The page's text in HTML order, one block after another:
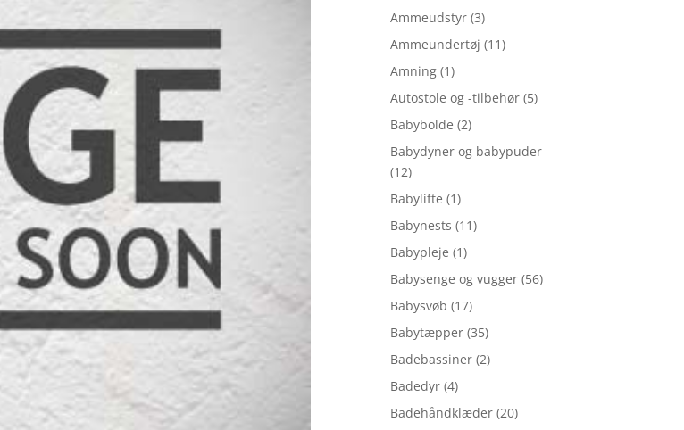
Ammeudstyr (3)
Ammeundertøj (11)
Amning (1)
Autostole og -tilbehør (5)
Babybolde (2)
Babydyner og babypuder
(12)
Babylifte (1)
Babynests (11)
Babypleje (1)
Babysenge og vugger (56)
Babysvøb (17)
Babytæpper (35)
Badebassiner (2)
Badedyr (4)
Badehåndklæder (20)